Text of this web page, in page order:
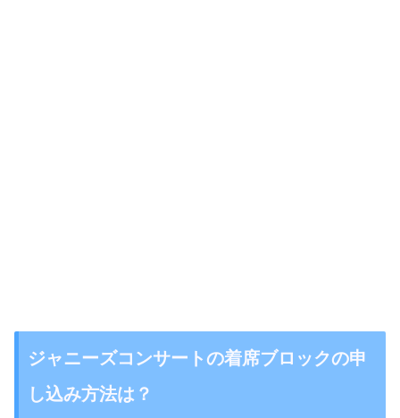
ジャニーズコンサートの着席ブロックの申
し込み方法は？